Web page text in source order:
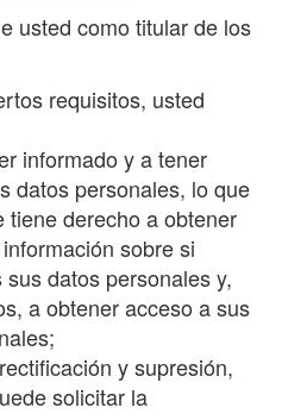
usted como titular de los
requisitos, usted
informado y a tener
datos personales, lo que
tiene derecho a obtener
sobre si
sus datos personales y,
a obtener acceso a sus
y supresión,
solicitar la